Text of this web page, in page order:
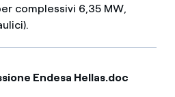
complessivi 6,35 MW,
Endesa Hellas.doc